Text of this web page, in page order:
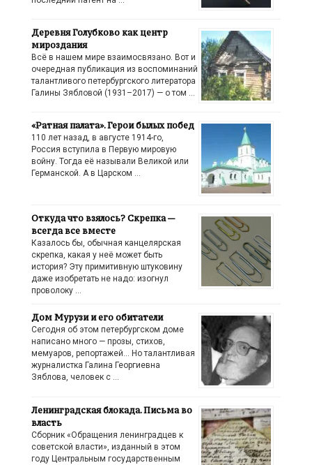
Деревня Голубково как центр
мироздания
Всё в нашем мире взаимосвязано. Вот и
очередная публикация из воспоминаний
талантливого петербургского литератора
Галины Зябловой (1931–2017) — о том …
«Ратная палата». Герои былых побед
110 лет назад, в августе 1914-го,
Россия вступила в Первую мировую
войну. Тогда её называли Великой или
Германской. А в Царском …
Откуда что взялось? Скрепка —
всегда все вместе
Казалось бы, обычная канцелярская
скрепка, какая у неё может быть
история? Эту примитивную штуковину
даже изобретать не надо: изогнул
проволоку …
Дом Мурузи и его обитатели
Сегодня об этом петербургском доме
написано много — прозы, стихов,
мемуаров, репортажей… Но талантливая
журналистка Галина Георгиевна
Зяблова, человек с …
Ленинградская блокада. Письма во
власть
Сборник «Обращения ленинградцев к
советской власти», изданный в этом
году Центральным государственным